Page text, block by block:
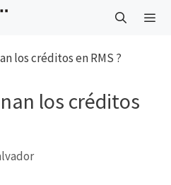
los créditos en RMS ?
los créditos